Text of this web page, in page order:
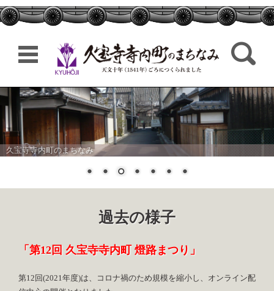
検索:
コンテンツに移動
久宝寺寺内町のまちなみ
過去の様子
「第12回 久宝寺寺内町 燈路まつり」
第12回(2021年度)は、コロナ禍のため規模を縮小し、オンライン配